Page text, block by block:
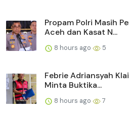
Propam Polri Masih
Aceh dan Kasat N...
8 hours ago 5
Febrie Adriansyah
Minta Buktika...
8 hours ago 7